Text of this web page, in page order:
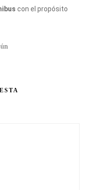
con el propósito